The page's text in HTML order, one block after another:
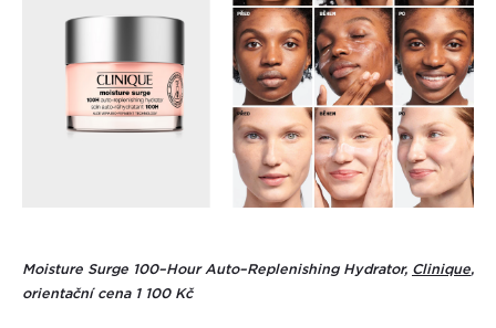
Moisture Surge 100–Hour Auto–Replenishing Hydrator, Clinique,
orientační cena 1 100 Kč